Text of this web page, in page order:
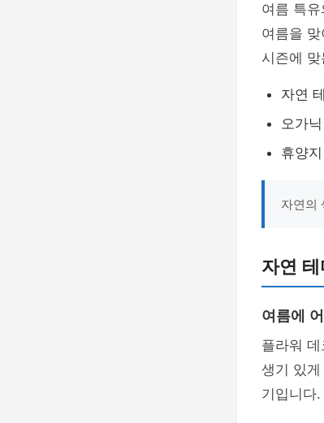
여름 특
여름을
시즌에
자연
오가
휴양
자연의
자연
여름에
플라워
생기 있
기입니다